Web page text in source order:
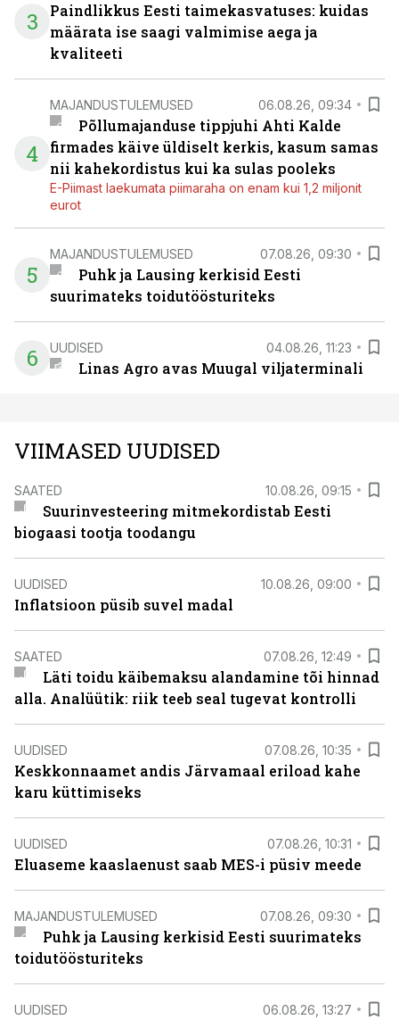
3
Paindlikkus Eesti taimekasvatuses: kuidas
määrata ise saagi valmimise aega ja
kvaliteeti
4
MAJANDUSTULEMUSED 06.08.26, 09:34
Põllumajanduse tippjuhi Ahti Kalde
firmades käive üldiselt kerkis, kasum samas
nii kahekordistus kui ka sulas pooleks
E-Piimast laekumata piimaraha on enam kui 1,2 miljonit
eurot
5
MAJANDUSTULEMUSED 07.08.26, 09:30
Puhk ja Lausing kerkisid Eesti
suurimateks toidutöösturiteks
6 UUDISED 04.08.26, 11:23
Linas Agro avas Muugal viljaterminali
VIIMASED UUDISED
SAATED 10.08.26, 09:15
Suurinvesteering mitmekordistab Eesti
biogaasi tootja toodangu
UUDISED 10.08.26, 09:00
Inflatsioon püsib suvel madal
SAATED 07.08.26, 12:49
Läti toidu käibemaksu alandamine tõi hinnad
alla. Analüütik: riik teeb seal tugevat kontrolli
UUDISED 07.08.26, 10:35
Keskkonnaamet andis Järvamaal eriload kahe
karu küttimiseks
UUDISED 07.08.26, 10:31
Eluaseme kaaslaenust saab MES-i püsiv meede
MAJANDUSTULEMUSED 07.08.26, 09:30
Puhk ja Lausing kerkisid Eesti suurimateks
toidutöösturiteks
UUDISED 06.08.26, 13:27